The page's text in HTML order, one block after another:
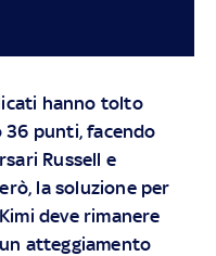
hanno tolto
punti, facendo
Russell e
la soluzione per
deve rimanere
atteggiamento